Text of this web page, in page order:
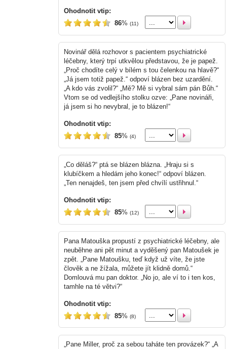
Ohodnotit vtip:
86% (11)
Novinář dělá rozhovor s pacientem psychiatrické
léčebny, který trpí utkvělou představou, že je papež.
„Proč chodíte celý v bílém s tou čelenkou na hlavě?“
„Já jsem totiž papež.“ odpoví blázen bez uzardění.
„A kdo vás zvolil?“ „Mě? Mě si vybral sám pán Bůh.“
Vtom se od vedlejšího stolku ozve: „Pane novináři,
já jsem si ho nevybral, je to blázen!“
Ohodnotit vtip:
85% (4)
„Co děláš?“ ptá se blázen blázna. „Hraju si s
klubíčkem a hledám jeho konec!“ odpoví blázen.
„Ten nenajdeš, ten jsem před chvílí ustřihnul.“
Ohodnotit vtip:
85% (12)
Pana Matouška propustí z psychiatrické léčebny, ale
neuběhne ani pět minut a vyděšený pan Matoušek je
zpět. „Pane Matoušku, teď když už víte, že jste
člověk a ne žížala, můžete jít klidně domů.“
Domlouvá mu pan doktor. „No jo, ale ví to i ten kos,
tamhle na té větvi?“
Ohodnotit vtip:
85% (8)
„Pane Miller, proč za sebou taháte ten provázek?“ „A